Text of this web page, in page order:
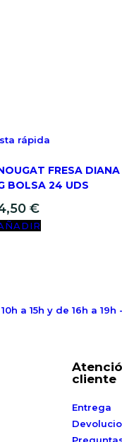
rápida
FRESA DIANA
BOLSA 24 UDS
€
a 15h y de 16h a 19h
cliente
Entrega